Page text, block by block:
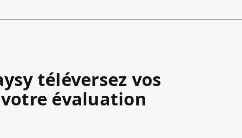
téléversez vos
évaluation